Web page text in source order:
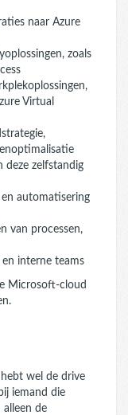
naar Azure
zoals
Virtual
deze zelfstandig
automatisering
van processen,
interne teams
Microsoft-cloud
wel de drive
iemand die
alleen de